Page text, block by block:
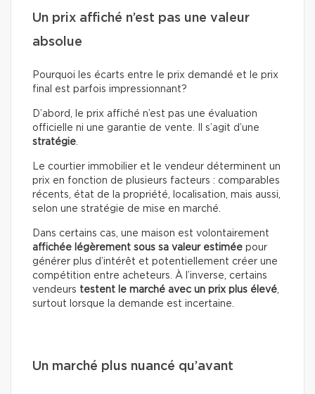
Un prix affiché n’est pas une valeur
absolue
Pourquoi les écarts entre le prix demandé et le prix
final est parfois impressionnant?
D’abord, le prix affiché n’est pas une évaluation
officielle ni une garantie de vente. Il s’agit d’une
stratégie.
Le courtier immobilier et le vendeur déterminent un
prix en fonction de plusieurs facteurs : comparables
récents, état de la propriété, localisation, mais aussi,
selon une stratégie de mise en marché.
Dans certains cas, une maison est volontairement
affichée légèrement sous sa valeur estimée pour
générer plus d’intérêt et potentiellement créer une
compétition entre acheteurs. À l’inverse, certains
vendeurs testent le marché avec un prix plus élevé,
surtout lorsque la demande est incertaine.
Un marché plus nuancé qu’avant